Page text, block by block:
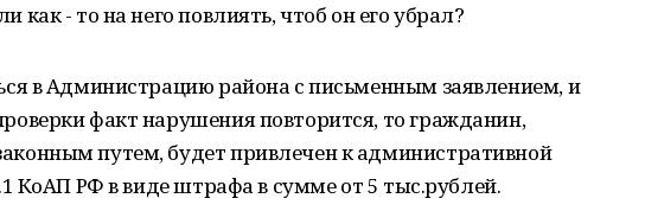
- то на него повлиять, чтоб он его убрал?
в Администрацию района с письменным заявлением, и
факт нарушения повторится, то гражданин,
путем, будет привлечен к административной
КоАП РФ в виде штрафа в сумме от 5 тыс.рублей.